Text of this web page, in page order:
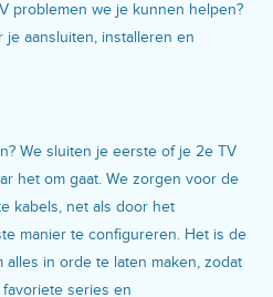
problemen we je kunnen helpen?
aansluiten, installeren en
We sluiten je eerste of je 2e TV
het om gaat. We zorgen voor de
kabels, net als door het
manier te configureren. Het is de
alles in orde te laten maken, zodat
series en